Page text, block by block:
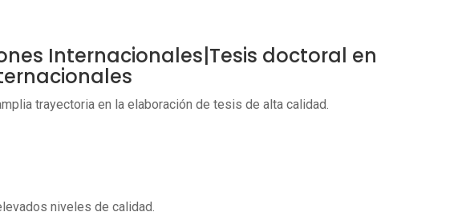
Internacionales|Tesis doctoral en
trayectoria en la elaboración de tesis de alta calidad.
niveles de calidad.